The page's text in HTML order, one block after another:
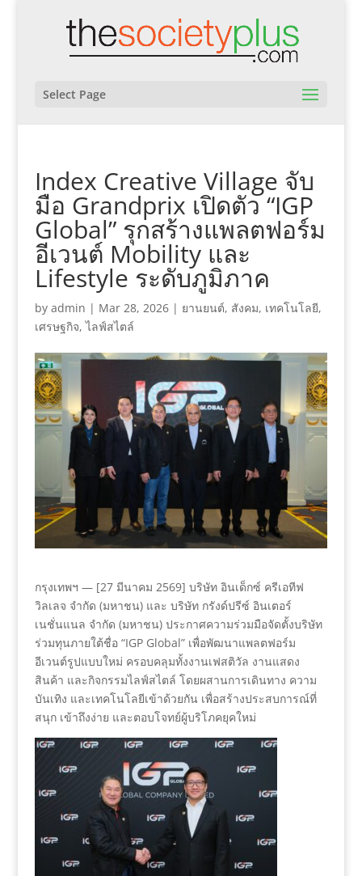
Select Page
Index Creative Village จับ
มือ Grandprix เปิดตัว “IGP
Global” รุกสร้างแพลตฟอร์ม
อีเวนต์ Mobility และ
Lifestyle ระดับภูมิภาค
by admin | Mar 28, 2026| ยานยนต์, สังคม, เทคโนโลยี,
เศรษฐกิจ,ไลฟ์สไตล์
กรุงเทพฯ — [27 มีนาคม 2569] บริษัท อินเด็กซ์ ครีเอทีฟ
วิลเลจ จำกัด (มหาชน) และ บริษัท กรังด์ปรีซ์ อินเตอร์
เนชั่นแนล จำกัด (มหาชน) ประกาศความร่วมมือจัดตั้งบริษัท
ร่วมทุนภายใต้ชื่อ “IGP Global” เพื่อพัฒนาแพลตฟอร์ม
อีเวนต์รูปแบบใหม่ ครอบคลุมทั้งงานเฟสติวัล งานแสดง
สินค้า และกิจกรรมไลฟ์สไตล์ โดยผสานการเดินทาง ความ
บันเทิง และเทคโนโลยีเข้าด้วยกัน เพื่อสร้างประสบการณ์ที่
สนุก เข้าถึงง่าย และตอบโจทย์ผู้บริโภคยุคใหม่